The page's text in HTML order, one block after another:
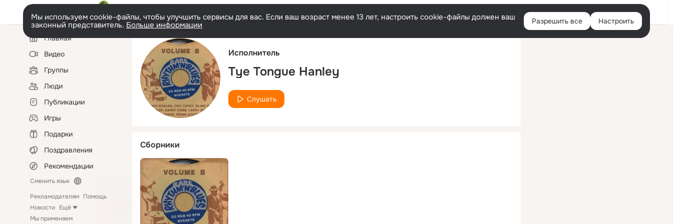
Русский Войти
Мы используем cookie-файлы, чтобы улучшить сервисы для вас. Если ваш возраст менее 13 лет, настроить cookie-файлы должен ваш
законный представитель. Больше информации Разрешить все Настроить
Левая
колонкаГлавная
Видео
Группы
Люди
Публикации
Игры
Подарки
Поздравления
Рекомендации
Сменить язык
Рекламодателям Помощь
Новости Ещё
Мы применяем
Исполнитель
Tye Tongue Hanley
Слушать
Сборники